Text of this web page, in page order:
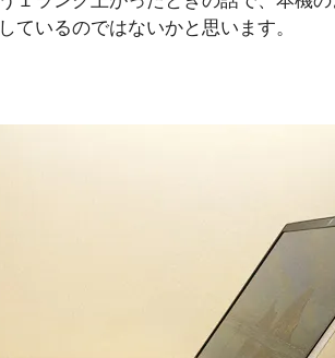
ているのではないかと思います。